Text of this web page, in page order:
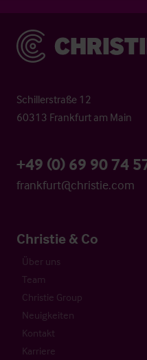
Christie & Co
Schillerstraße 12
60313 Frankfurt am Main
+49 (0) 69 90 74
frankfurt@christie.com
Christie & Co
Über uns
Team
Christie Group
Neuigkeiten
Kontakt
Karriere